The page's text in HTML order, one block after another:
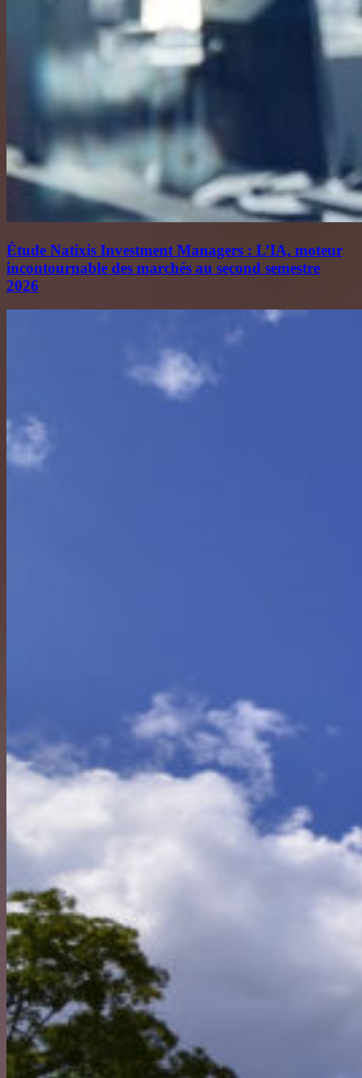
Étude Natixis Investment Managers : L’IA, moteur
incontournable des marchés au second semestre
2026